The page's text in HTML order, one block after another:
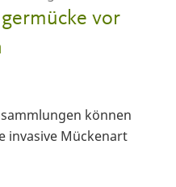
vor
können
invasive Mückenart